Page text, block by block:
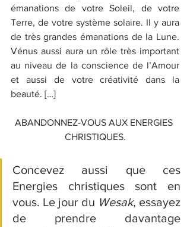
émanations de votre Soleil, de votre
Terre, de votre système solaire. Il y aura
de très grandes émanations de la Lune.
Vénus aussi aura un rôle très important
au niveau de la conscience de l’Amour
et aussi de votre créativité dans la
beauté. […]
ABANDONNEZ-VOUS AUX ENERGIES
CHRISTIQUES.
Concevez aussi que ces
Energies christiques sont en
vous. Le jour du Wesak, essayez
de prendre davantage